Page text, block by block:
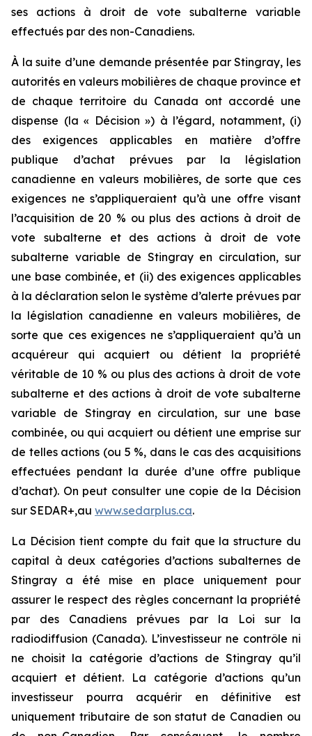
ses actions à droit de vote subalterne variable
effectués par des non-Canadiens.
À la suite d’une demande présentée par Stingray, les
autorités en valeurs mobilières de chaque province et
de chaque territoire du Canada ont accordé une
dispense (la « Décision ») à l’égard, notamment, (i)
des exigences applicables en matière d’offre
publique d’achat prévues par la législation
canadienne en valeurs mobilières, de sorte que ces
exigences ne s’appliqueraient qu’à une offre visant
l’acquisition de 20 % ou plus des actions à droit de
vote subalterne et des actions à droit de vote
subalterne variable de Stingray en circulation, sur
une base combinée, et (ii) des exigences applicables
à la déclaration selon le système d’alerte prévues par
la législation canadienne en valeurs mobilières, de
sorte que ces exigences ne s’appliqueraient qu’à un
acquéreur qui acquiert ou détient la propriété
véritable de 10 % ou plus des actions à droit de vote
subalterne et des actions à droit de vote subalterne
variable de Stingray en circulation, sur une base
combinée, ou qui acquiert ou détient une emprise sur
de telles actions (ou 5 %, dans le cas des acquisitions
effectuées pendant la durée d’une offre publique
d’achat). On peut consulter une copie de la Décision
sur SEDAR+,au www.sedarplus.ca.
La Décision tient compte du fait que la structure du
capital à deux catégories d’actions subalternes de
Stingray a été mise en place uniquement pour
assurer le respect des règles concernant la propriété
par des Canadiens prévues par la Loi sur la
radiodiffusion (Canada). L’investisseur ne contrôle ni
ne choisit la catégorie d’actions de Stingray qu’il
acquiert et détient. La catégorie d’actions qu’un
investisseur pourra acquérir en définitive est
uniquement tributaire de son statut de Canadien ou